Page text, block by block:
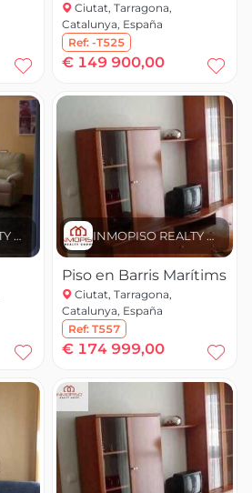
Ciutat, Tarragona,
Catalunya, España
Ref: -T525
€ 149 900,00
INMOPISO REALTY GROUP INMOPISO REALTY GROUP
Piso en Barris Marítims
Ciutat, Tarragona,
Catalunya, España
Ref: T557
€ 174 999,00